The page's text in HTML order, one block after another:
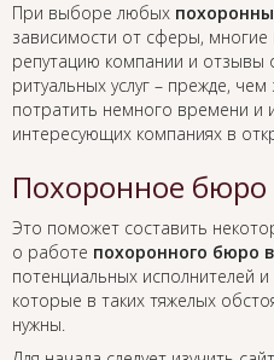
При выборе любых
зависимости от сферы,
репутацию компании и отзывы
ритуальных услуг – прежде,
потратить немного времени
интересующих компаниях в
Похоронное бюро
Это поможет составить
о работе похоронного бюро
потенциальных исполнителей
которые в таких тяжелых
нужны.